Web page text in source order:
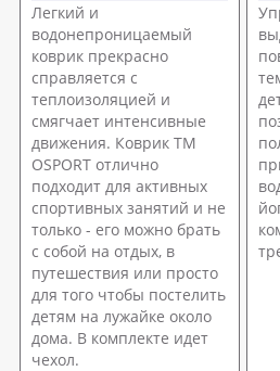
Легкий и
водонепроницаемый
коврик прекрасно
справляется с
теплоизоляцией и
смягчает интенсивные
движения. Коврик ТМ
OSPORT отлично
подходит для активных
спортивных занятий и не
только - его можно брать
с собой на отдых, в
путешествия или просто
для того чтобы постелить
детям на лужайке около
дома. В комплекте идет
чехол.